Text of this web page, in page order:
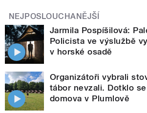
NEJPOSLOUCHANĚJŠÍ
Jarmila Pospíšilová:
Policista ve výslužbě
v horské osadě
Organizátoři vybrali
tábor nevzali. Dotklo
domova v Plumlově